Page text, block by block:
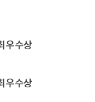
우수상
우수상